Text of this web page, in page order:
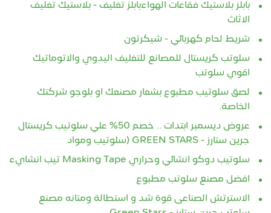
بابلز بلاستيك فقاعات الهواءبابلز تغليف - بلاستيك تغليف
الاثاث
شريط لحام كهربائي - شيكرتون
سلوتب كريستال للمصانع للتغليف اليدوي والاتوماتيك
اقوي سلوتب
لصق سلوتيب مطبوع بشعار مصنعك او بلوجو شركتك
الخاصة.
عروض ديسمبر ابتدات .. خصم 50% علي سلوتيب كريستال
جرين ستارز - GREEN STARS (سلوتيب ومواد
سلوتيب دوكو انشائي وحراري Masking Tape تيب انشايء
افضل مصنع سلوتب مطبوع
الاسترتش الصناعى قوة شد و استطالة ومتانه مصنع